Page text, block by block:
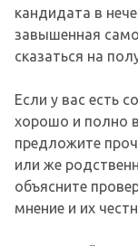
кандидата в
завышенная
сказаться на
Если у вас есть
хорошо и полно
предложите
или же
объясните
мнение и их